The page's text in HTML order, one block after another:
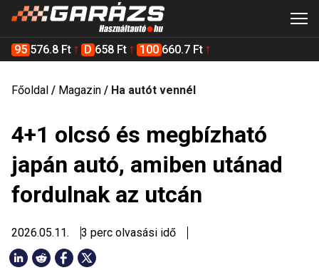
95 576.8 Ft D 658 Ft 100 660.7 Ft
Főoldal / Magazin / Ha autót vennél
4+1 olcsó és megbízható
japán autó, amiben utánad
fordulnak az utcán
2026.05.11. 3 perc olvasási idő